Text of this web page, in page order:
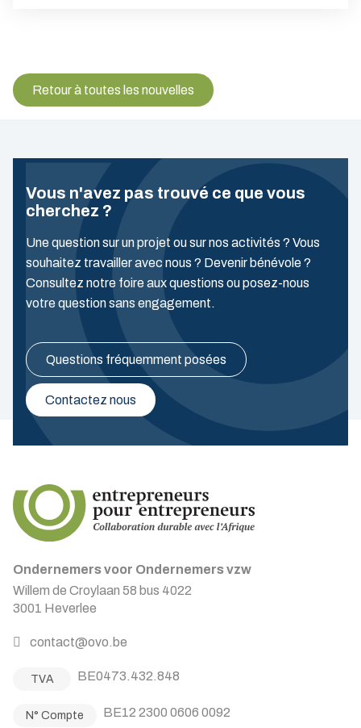
Retour à toutes les nouvelles
Vous n'avez pas trouvé ce que vous
cherchez ?
Une question sur un projet ou sur nos activités ? Vous
souhaitez travailler avec nous ? Devenir bénévole ?
Consultez notre foire aux questions ou posez-nous
votre question sans engagement.
Questions fréquemment posées
Contactez nous
Ondernemers voor Ondernemers vzw
Willem de Croylaan 58 bus 4022
3001 Heverlee
contact@ovo.be
TVA BE0473.432.848
N° Compte BE12 2300 0606 0092